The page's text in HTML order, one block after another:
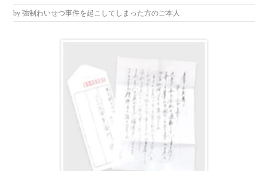
by 強制わいせつ事件を起こしてしまった方のご本人